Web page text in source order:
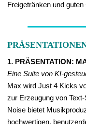
Freigetränken und
1. PRÄSENTATION:
Eine Suite von KI-
Max wird Just 4 Kicks
zur Erzeugung von
Noise bietet
hochwertigen,